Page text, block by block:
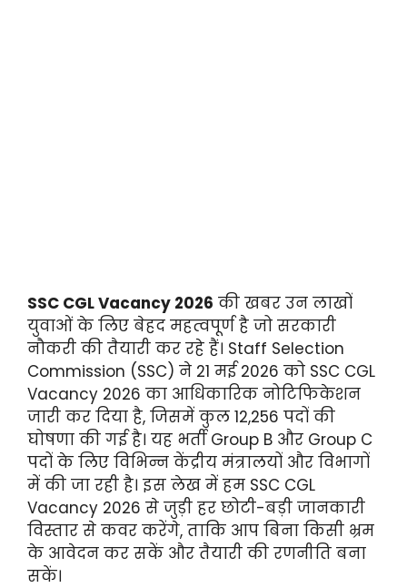
SSC CGL Vacancy 2026 की खबर उन लाखों
युवाओं के लिए बेहद महत्वपूर्ण है जो सरकारी
नौकरी की तैयारी कर रहे हैं। Staff Selection
Commission (SSC) ने 21 मई 2026 को SSC CGL
Vacancy 2026 का आधिकारिक नोटिफिकेशन
जारी कर दिया है, जिसमें कुल 12,256 पदों की
घोषणा की गई है। यह भर्ती Group B और Group C
पदों के लिए विभिन्न केंद्रीय मंत्रालयों और विभागों
में की जा रही है। इस लेख में हम SSC CGL
Vacancy 2026 से जुड़ी हर छोटी-बड़ी जानकारी
विस्तार से कवर करेंगे, ताकि आप बिना किसी भ्रम
के आवेदन कर सकें और तैयारी की रणनीति बना
सकें।